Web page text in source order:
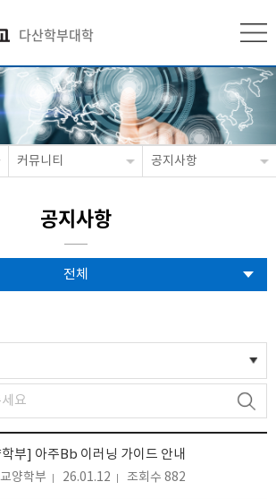
다산학부대학
커뮤니티 공지사항
공지사항
전체
부] 아주Bb 이러닝 가이드 안내
양학부 26.01.12 조회수 882